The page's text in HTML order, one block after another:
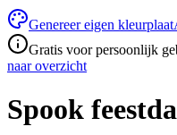
Genereer eigen kleurplaat
Gratis voor persoonlijk
naar overzicht
Spook